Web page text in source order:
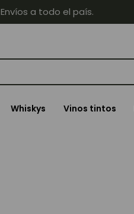
Envíos a todo el país.
Whiskys Vinos tintos